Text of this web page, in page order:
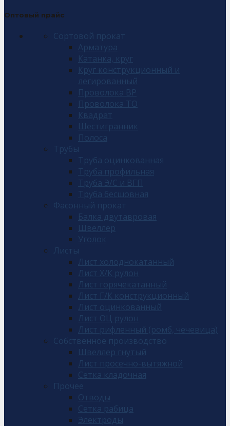
Оптовый прайс
Сортовой прокат
Арматура
Катанка, круг
Круг конструкционный и
легированный
Проволока ВР
Проволока ТО
Квадрат
Шестигранник
Полоса
Трубы
Труба оцинкованная
Труба профильная
Труба Э/С и ВГП
Труба бесшовная
Фасонный прокат
Балка двутавровая
Швеллер
Уголок
Листы
Лист холоднокатанный
Лист Х/К рулон
Лист горячекатанный
Лист Г/К конструкционный
Лист оцинкованный
Лист ОЦ рулон
Лист рифленный (ромб, чечевица)
Собственное производство
Швеллер гнутый
Лист просечно-вытяжной
Сетка кладочная
Прочее
Отводы
Сетка рабица
Электроды